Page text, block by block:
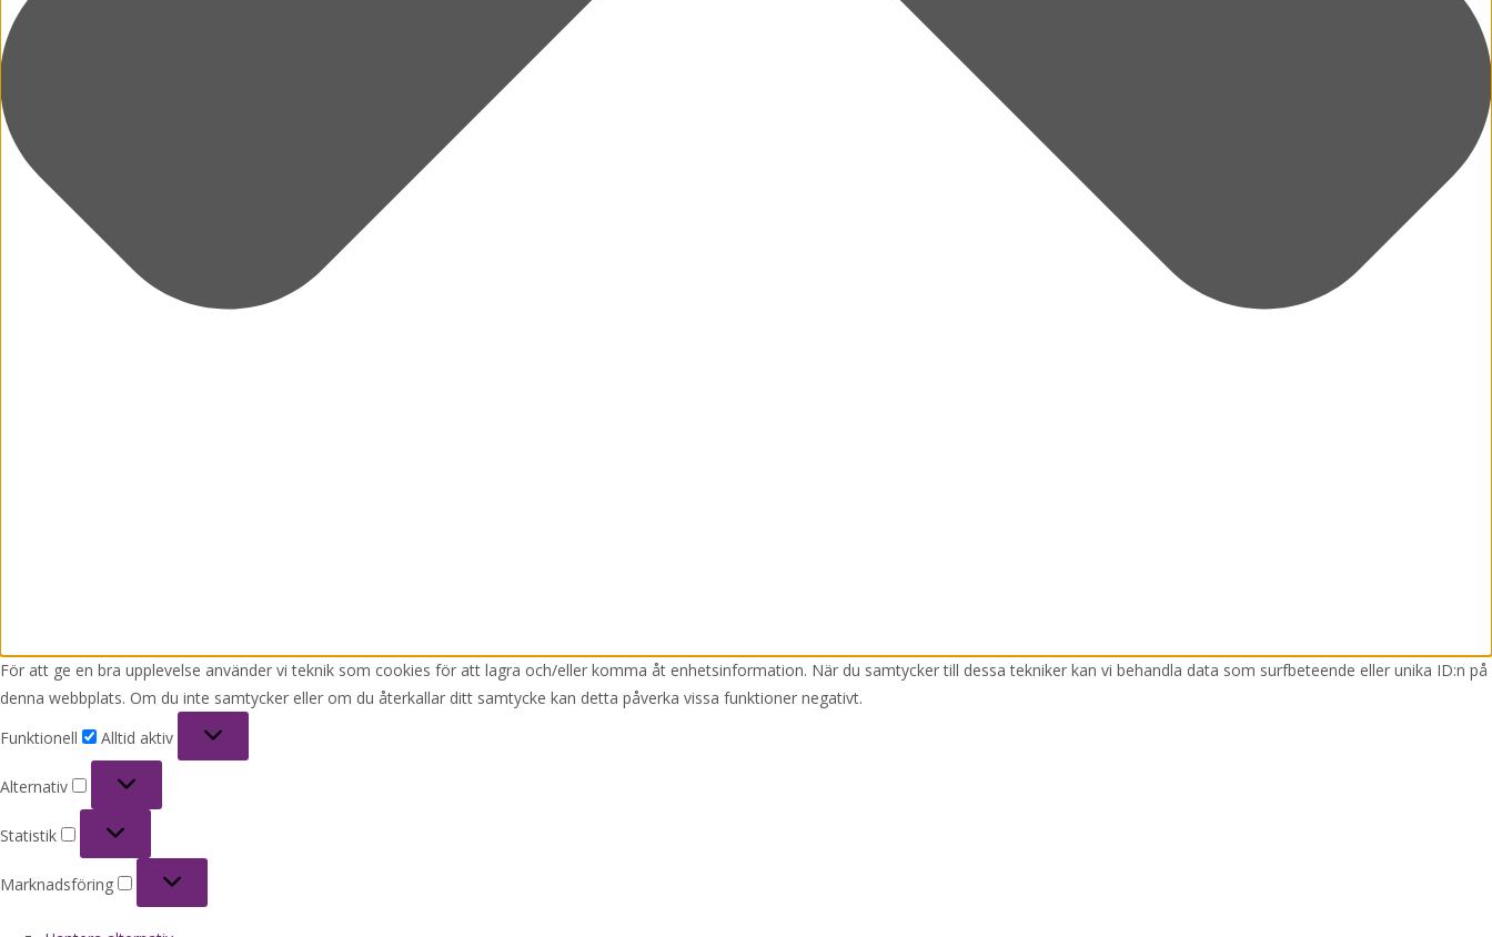
För att ge en bra upplevelse använder vi teknik som cookies för att lagra och/eller komma åt enhetsinformation. När du samtycker till dessa tekniker kan vi behandla data som surfbeteende eller unika ID:n på
denna webbplats. Om du inte samtycker eller om du återkallar ditt samtycke kan detta påverka vissa funktioner negativt.
Funktionell
Alltid aktiv
Alternativ
Statistik
Marknadsföring